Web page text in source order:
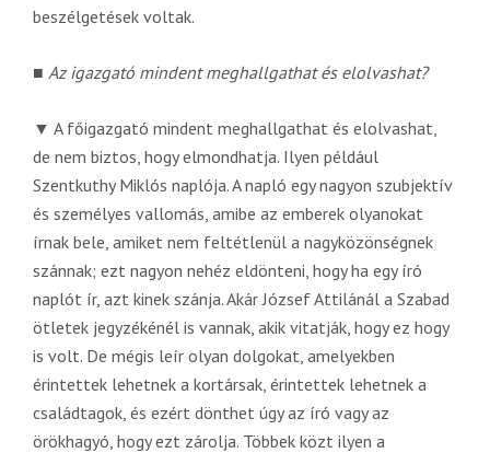
beszélgetések voltak.
■ Az igazgató mindent meghallgathat és elolvashat?
▼ A főigazgató mindent meghallgathat és elolvashat,
de nem biztos, hogy elmondhatja. Ilyen például
Szentkuthy Miklós naplója. A napló egy nagyon szubjektív
és személyes vallomás, amibe az emberek olyanokat
írnak bele, amiket nem feltétlenül a nagyközönségnek
szánnak; ezt nagyon nehéz eldönteni, hogy ha egy író
naplót ír, azt kinek szánja. Akár József Attilánál a Szabad
ötletek jegyzékénél is vannak, akik vitatják, hogy ez hogy
is volt. De mégis leír olyan dolgokat, amelyekben
érintettek lehetnek a kortársak, érintettek lehetnek a
családtagok, és ezért dönthet úgy az író vagy az
örökhagyó, hogy ezt zárolja. Többek közt ilyen a